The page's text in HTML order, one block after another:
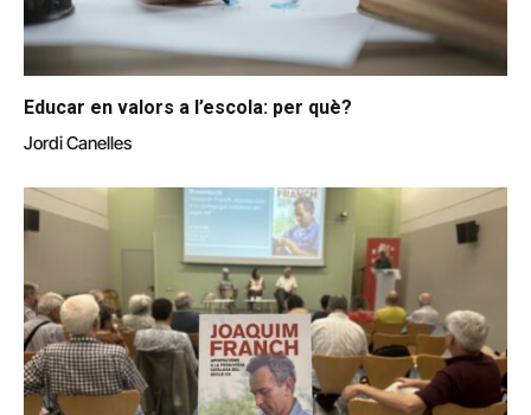
Educar en valors a l’escola: per què?
Jordi Canelles